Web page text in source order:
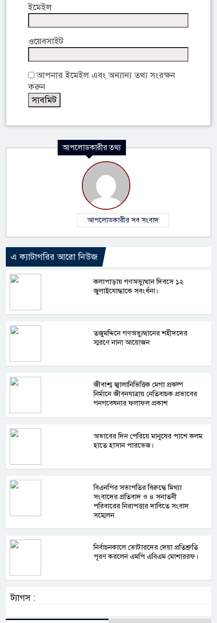
ইমেইল
ওয়েবসাইট
আপনার ইমেইল এবং অন্যান্য তথ্য সংরক্ষন
করুন
আপলোডকারীর তথ্য
আপলোডকারীর সব সংবাদ
এ ক্যাটাগরির আরো নিউজ
কলাপাড়ায় গণঅভ্যুত্থান দিবসে ১২
জুলাইযোদ্ধাকে সবংর্ধনা।
তজুমদ্দিনে গণঅভ্যুত্থানের শহীদদের
স্মরণে নানা আয়োজন
জীবাশ্ম জ্বালানিভিত্তিক মেগা প্রকল্প
নির্মানে জীবনযাত্রায় নেতিবাচক প্রভাবের
গনগবেষনার ফলাফল প্রকাশ
অভাবের দিন পেরিয়ে মানুষের পাশে কলম
হাতে হাসান পারভেজ।
বিএনপির সভাপতির বিরুদ্ধে মিথ্যা
সংবাদের প্রতিবাদ ও ৪ সনাতনী
পরিবারের নিরাপত্তার দাবিতে সংবাদ
সম্মেলন
নির্বাচনকালে ভোটারদের দেয়া প্রতিশ্রুতি
পূরণ করলেন এমপি এবিএম মোশাররফ।
ট্যাগস :